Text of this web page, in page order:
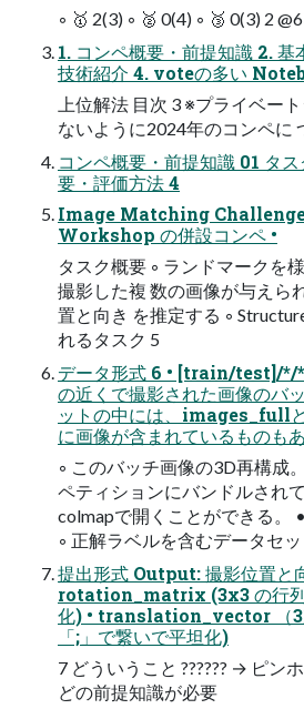
◦ 🥇 2(3) ◦ 🥈 0(4) ◦ 🥉 0(3) 2
1. コンペ概要・前提知識 2. 基
技術紹介 4. voteの多い
上位解法 目次 3 ※プライベー
ないように2024年のコンペに
コンペ概要・前提知識 01 タ
要・評価方法 4
Image Matching Challenge
Workshop の併設コンペ •
タスク概要 ◦ ランドマークを
撮影した複 数の画像が与えら
置と向き を推定する ◦
れるタスク 5
データ形式 6 • [train/test]/*/
の近くで撮影された画像のバ
ットの中には、images_full
に画像が含まれているもの
◦ このバッチ画像の3D再構成
ペティションにバンドルされ
colmapで開くことができる。
◦ 正解ラベルを含むデータセ
提出形式 Output: 撮影位置と
rotation_matrix (3x3 の行列
化) • translation_vector （3
「;」で繋いで平坦化)
7 どういうこと ?????? → ピン
どの前提知識が必要